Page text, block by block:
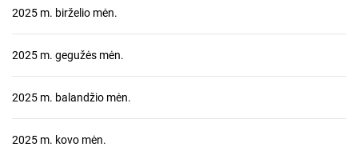
2025 m. birželio mėn.
2025 m. gegužės mėn.
2025 m. balandžio mėn.
2025 m. kovo mėn.